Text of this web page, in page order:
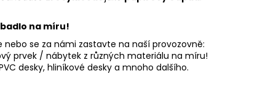
na míru!
nebo se za námi zastavte na naší provozovně:
prvek / nábytek z různých materiálu na míru!
desky, hliníkové desky a mnoho dalšího.